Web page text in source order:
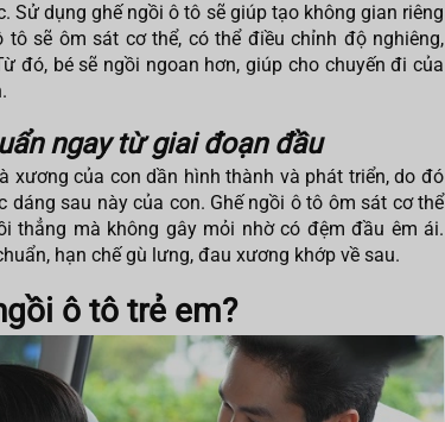
Sử dụng ghế ngồi ô tô sẽ giúp tạo không gian riêng
sẽ ôm sát cơ thể, có thể điều chỉnh độ nghiêng,
đó, bé sẽ ngồi ngoan hơn, giúp cho chuyến đi của
ngay từ giai đoạn đầu
xương của con dần hình thành và phát triển, do đó
sau này của con. Ghế ngồi ô tô ôm sát cơ thể
thẳng mà không gây mỏi nhờ có đệm đầu êm ái.
hạn chế gù lưng, đau xương khớp về sau.
ô tô trẻ em?